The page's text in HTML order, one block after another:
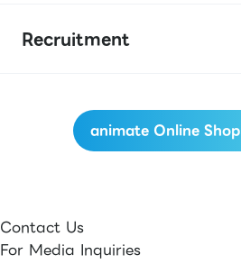
Recruitment
animate Online Shop
Contact Us
For Media Inquiries